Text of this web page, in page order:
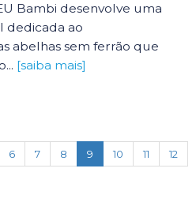
Bambi desenvolve uma
dedicada ao
abelhas sem ferrão que
[saiba mais]
6 7 8 9 (current)
10 11
12